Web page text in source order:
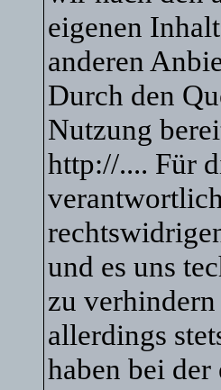
eigenen
anderen
Durch den
Nutzung
http://.... Für
und es uns
zu
allerdings
haben bei